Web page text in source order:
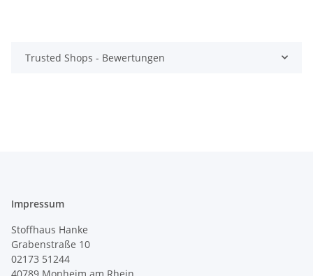
Trusted Shops - Bewertungen
Impressum
Stoffhaus Hanke
Grabenstraße 10
02173 51244
40789 Monheim am Rhein